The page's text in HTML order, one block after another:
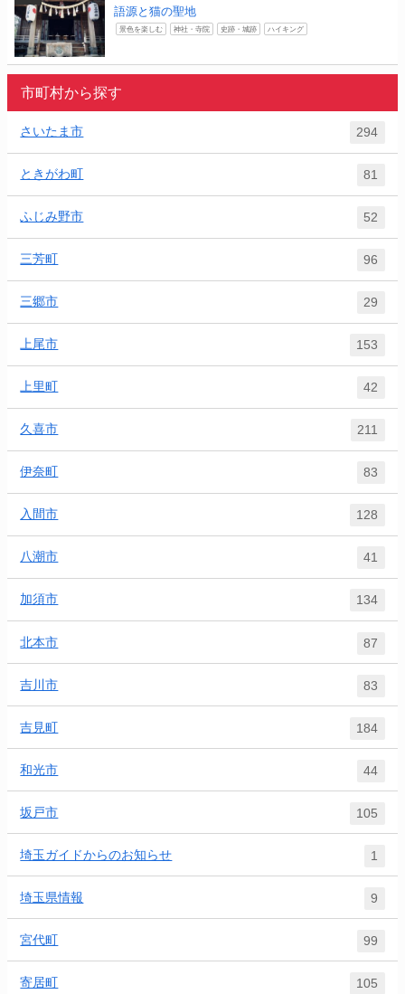
語源と猫の聖地
景色を楽しむ 神社・寺院 史跡・城跡 ハイキング
市町村から探す
さいたま市 294
ときがわ町 81
ふじみ野市 52
三芳町 96
三郷市 29
上尾市 153
上里町 42
久喜市 211
伊奈町 83
入間市 128
八潮市 41
加須市 134
北本市 87
吉川市 83
吉見町 184
和光市 44
坂戸市 105
埼玉ガイドからのお知らせ 1
埼玉県情報 9
宮代町 99
寄居町 105